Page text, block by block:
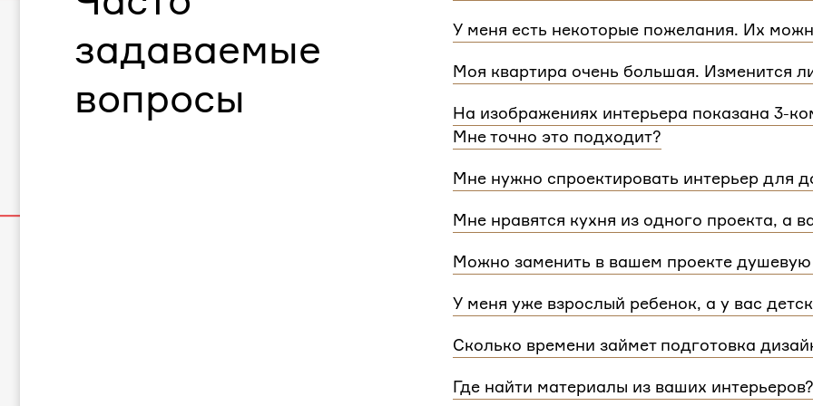
задаваемые
вопросы
квартиры.
У меня есть некоторые пожелания. Их
расстановку мебели и важные детали. Вы
Моя квартира очень большая. Изменится
дом или квартира, нужно будет купить
На изображениях интерьера показана 3-
Мне точно это подходит?
интерьера на нашем сайте может быть
Мне нужно спроектировать интерьер для
зависит от площади. Однако если у вас в доме
Мне нравятся кухня из одного проекта, а
концепции. Такая корректировка будет стоить3
Можно заменить в вашем проекте
У меня уже взрослый ребенок, а у вас
Сколько времени займет подготовка
потребуется время, чтобы обсудить
Где найти материалы из ваших интерьеров?